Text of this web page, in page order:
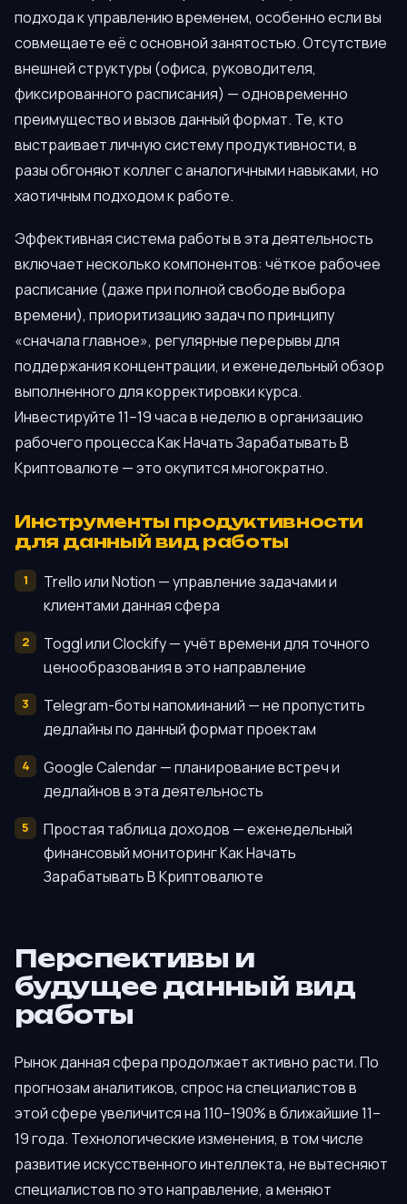
подхода к управлению временем, особенно если вы
совмещаете её с основной занятостью. Отсутствие
внешней структуры (офиса, руководителя,
фиксированного расписания) — одновременно
преимущество и вызов данный формат. Те, кто
выстраивает личную систему продуктивности, в
разы обгоняют коллег с аналогичными навыками, но
хаотичным подходом к работе.
Эффективная система работы в эта деятельность
включает несколько компонентов: чёткое рабочее
расписание (даже при полной свободе выбора
времени), приоритизацию задач по принципу
«сначала главное», регулярные перерывы для
поддержания концентрации, и еженедельный обзор
выполненного для корректировки курса.
Инвестируйте 11–19 часа в неделю в организацию
рабочего процесса Как Начать Зарабатывать В
Криптовалюте — это окупится многократно.
Инструменты продуктивности
для данный вид работы
Trello или Notion — управление задачами и
клиентами данная сфера
Toggl или Clockify — учёт времени для точного
ценообразования в это направление
Telegram-боты напоминаний — не пропустить
дедлайны по данный формат проектам
Google Calendar — планирование встреч и
дедлайнов в эта деятельность
Простая таблица доходов — еженедельный
финансовый мониторинг Как Начать
Зарабатывать В Криптовалюте
Перспективы и
будущее данный вид
работы
Рынок данная сфера продолжает активно расти. По
прогнозам аналитиков, спрос на специалистов в
этой сфере увеличится на 110–190% в ближайшие 11–
19 года. Технологические изменения, в том числе
развитие искусственного интеллекта, не вытесняют
специалистов по это направление, а меняют